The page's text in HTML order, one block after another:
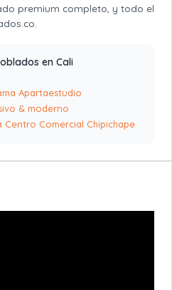
premium completo, y todo el
en Cali
Apartaestudio
& moderno
Comercial Chipichape